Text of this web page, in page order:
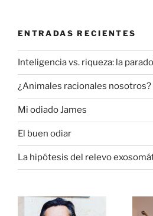
ENTRADAS RECIENTES
Inteligencia vs. riqueza: la
¿Animales racionales nosotros?
Mi odiado James
El buen odiar
La hipótesis del relevo